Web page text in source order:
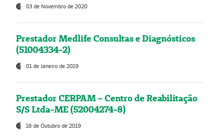
03 de Novembro de 2020
Prestador Medlife Consultas e Diagnósticos
(51004334-2)
01 de Janeiro de 2019
Prestador CERPAM – Centro de Reabilitação
S/S Ltda-ME (52004274-8)
18 de Outubro de 2019